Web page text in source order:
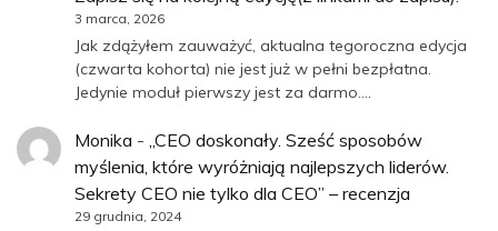
3 marca, 2026
Jak zdążyłem zauważyć, aktualna tegoroczna edycja
(czwarta kohorta) nie jest już w pełni bezpłatna.
Jedynie moduł pierwszy jest za darmo.…
Monika - „CEO doskonały. Sześć sposobów
myślenia, które wyróżniają najlepszych liderów.
Sekrety CEO nie tylko dla CEO” – recenzja
29 grudnia, 2024